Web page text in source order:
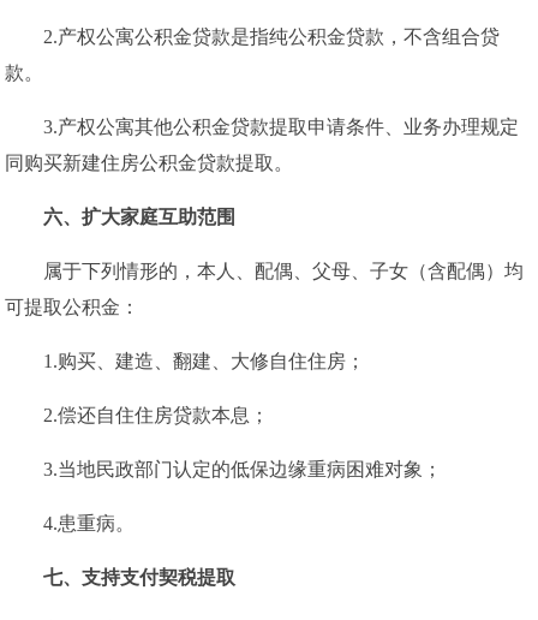
2.产权公寓公积金贷款是指纯公积金贷款，不含组合贷
款。
3.产权公寓其他公积金贷款提取申请条件、业务办理规定
同购买新建住房公积金贷款提取。
六、扩大家庭互助范围
属于下列情形的，本人、配偶、父母、子女（含配偶）均
可提取公积金：
1.购买、建造、翻建、大修自住住房；
2.偿还自住住房贷款本息；
3.当地民政部门认定的低保边缘重病困难对象；
4.患重病。
七、支持支付契税提取